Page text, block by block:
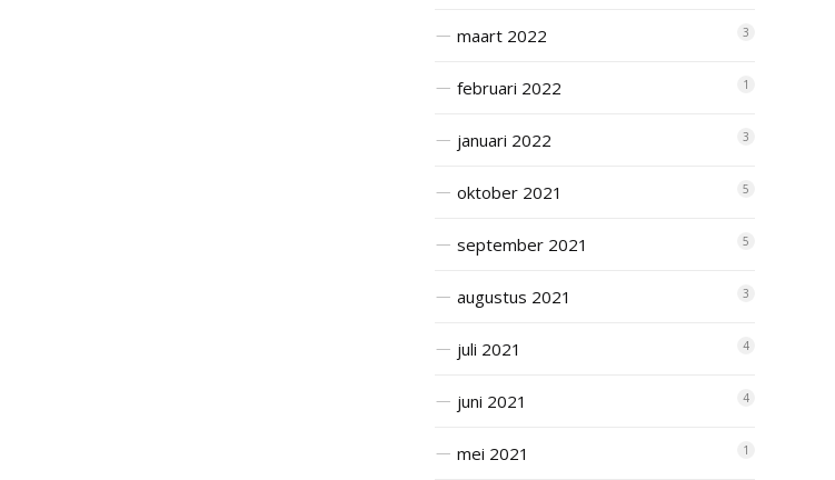
maart 2022 3
februari 2022 1
januari 2022 3
oktober 2021 5
september 2021 5
augustus 2021 3
juli 2021 4
juni 2021 4
mei 2021 1